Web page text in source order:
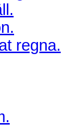
regna.